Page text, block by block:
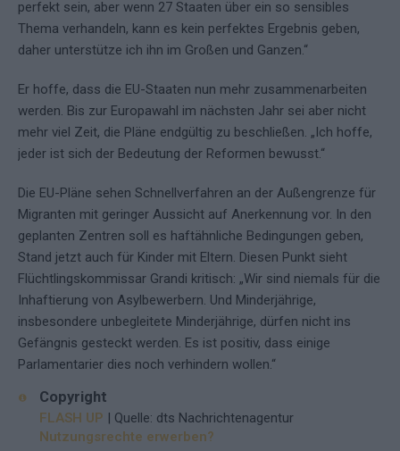
perfekt sein, aber wenn 27 Staaten über ein so sensibles
Thema verhandeln, kann es kein perfektes Ergebnis geben,
daher unterstütze ich ihn im Großen und Ganzen.“
Er hoffe, dass die EU-Staaten nun mehr zusammenarbeiten
werden. Bis zur Europawahl im nächsten Jahr sei aber nicht
mehr viel Zeit, die Pläne endgültig zu beschließen. „Ich hoffe,
jeder ist sich der Bedeutung der Reformen bewusst.“
Die EU-Pläne sehen Schnellverfahren an der Außengrenze für
Migranten mit geringer Aussicht auf Anerkennung vor. In den
geplanten Zentren soll es haftähnliche Bedingungen geben,
Stand jetzt auch für Kinder mit Eltern. Diesen Punkt sieht
Flüchtlingskommissar Grandi kritisch: „Wir sind niemals für die
Inhaftierung von Asylbewerbern. Und Minderjährige,
insbesondere unbegleitete Minderjährige, dürfen nicht ins
Gefängnis gesteckt werden. Es ist positiv, dass einige
Parlamentarier dies noch verhindern wollen.“
Copyright
FLASH UP | Quelle: dts Nachrichtenagentur
Nutzungsrechte erwerben?